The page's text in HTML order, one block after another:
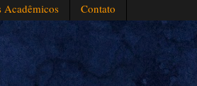
Acadêmicos Contato